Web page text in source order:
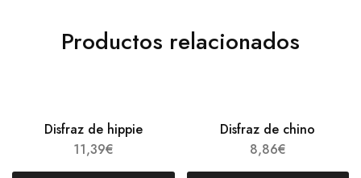
Productos relacionados
Disfraz de hippie
11,39€
Disfraz de chino
8,86€